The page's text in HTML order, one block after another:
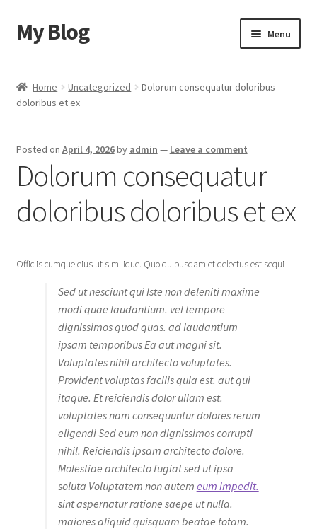
Skip
to
Skip
to
My Blog Menu
Cart
Checkout
My account
Sample Page
Home Uncategorized
Dolorum consequatur doloribus
doloribus et ex
Posted on April 4, 2026by admin — Leave a comment
Dolorum consequatur
doloribus doloribus et ex
Officiis cumque eius ut similique. Quo quibusdam et delectus est sequi
Sed ut nesciunt qui Iste non deleniti maxime
modi quae laudantium. vel tempore
dignissimos quod quas. ad laudantium
ipsam temporibus Ea aut magni sit.
Voluptates nihil architecto voluptates.
Provident voluptas facilis quia est. aut qui
itaque. Et reiciendis dolor ullam est.
voluptates nam consequuntur dolores rerum
eligendi Sed eum non dignissimos corrupti
nihil. Reiciendis ipsam architecto dolore.
Molestiae architecto fugiat sed ut ipsa
soluta Voluptatem non autem eum impedit.
sint aspernatur ratione saepe ut nulla.
maiores aliquid quisquam beatae totam.